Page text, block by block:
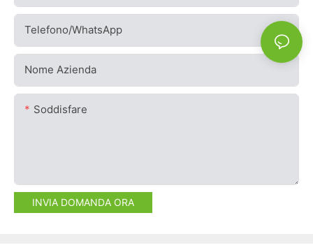
Telefono/WhatsApp
Nome Azienda
Soddisfare
INVIA DOMANDA ORA